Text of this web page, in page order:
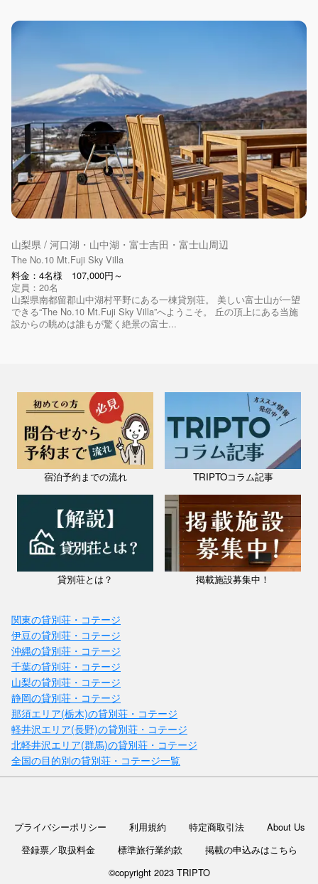
山梨県 / 河口湖・山中湖・富士吉田・富士山周辺
The No.10 Mt.Fuji Sky Villa
料金：4名様 107,000円～
定員：20名
山梨県南都留郡山中湖村平野にある一棟貸別荘。 美しい富士山が一望
できる“The No.10 Mt.Fuji Sky Villa”へようこそ。 丘の頂上にある当施
設からの眺めは誰もが驚く絶景の富士...
宿泊予約までの流れ TRIPTOコラム記事
貸別荘とは？ 掲載施設募集中！
関東の貸別荘・コテージ
伊豆の貸別荘・コテージ
沖縄の貸別荘・コテージ
千葉の貸別荘・コテージ
山梨の貸別荘・コテージ
静岡の貸別荘・コテージ
那須エリア(栃木)の貸別荘・コテージ
軽井沢エリア(長野)の貸別荘・コテージ
北軽井沢エリア(群馬)の貸別荘・コテージ
全国の目的別の貸別荘・コテージ一覧
©copyright 2023 TRIPTO
プライバシーポリシー 利用規約 特定商取引法
About Us
登録票／取扱料金
標準旅行業約款 掲載の申込みはこちら